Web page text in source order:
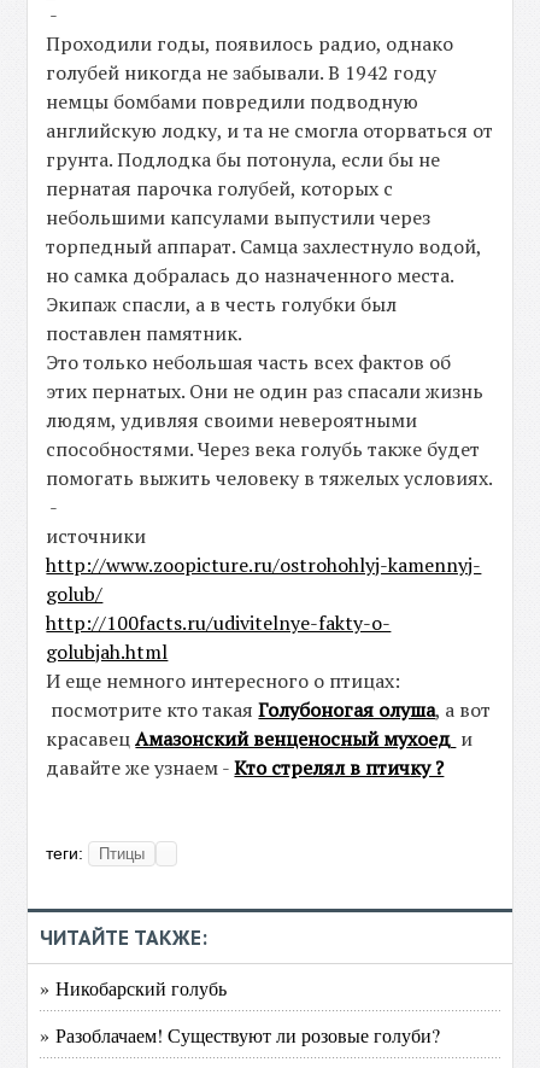
-
Проходили годы, появилось радио, однако
голубей никогда не забывали. В 1942 году
немцы бомбами повредили подводную
английскую лодку, и та не смогла оторваться от
грунта. Подлодка бы потонула, если бы не
пернатая парочка голубей, которых с
небольшими капсулами выпустили через
торпедный аппарат. Самца захлестнуло водой,
но самка добралась до назначенного места.
Экипаж спасли, а в честь голубки был
поставлен памятник.
Это только небольшая часть всех фактов об
этих пернатых. Они не один раз спасали жизнь
людям, удивляя своими невероятными
способностями. Через века голубь также будет
помогать выжить человеку в тяжелых условиях.
-
источники
http://www.zoopicture.ru/ostrohohlyj-kamennyj-
golub/
http://100facts.ru/udivitelnye-fakty-o-
golubjah.html
И еще немного интересного о птицах:
посмотрите кто такаяГолубоногая олуша, а вот
красавецАмазонский венценосный мухоед и
давайте же узнаем -Кто стрелял в птичку ?
теги: Птицы
ЧИТАЙТЕ ТАКЖЕ:
» Никобарский голубь
» Разоблачаем! Существуют ли розовые голуби?